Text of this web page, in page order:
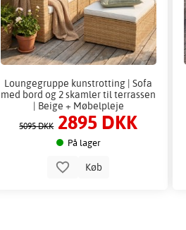
Loungegruppe kunstrotting | Sofa
med bord og 2 skamler til terrassen
| Beige + Møbelpleje
5095 DKK 2895 DKK
På lager
Køb